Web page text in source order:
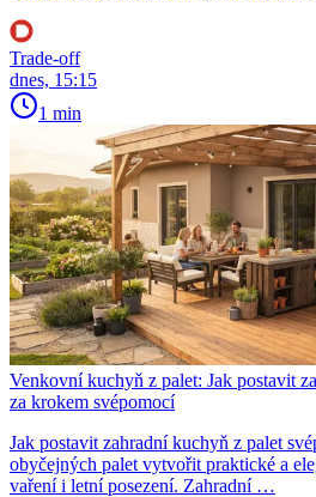
Trade-off
dnes, 15:15
1 min
Venkovní kuchyň z palet: Jak postavit
za krokem svépomocí
Jak postavit zahradní kuchyň z palet
obyčejných palet vytvořit praktické a
vaření i letní posezení. Zahradní …